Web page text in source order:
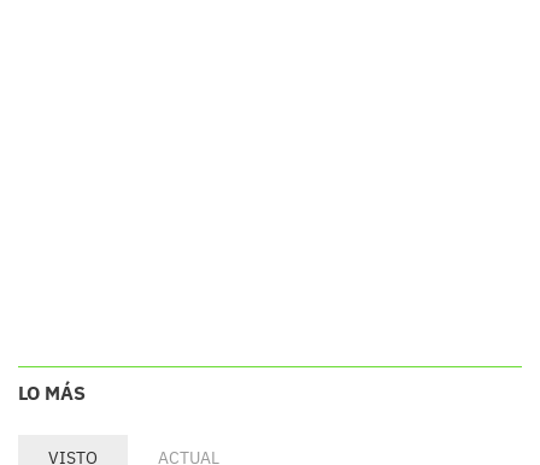
LO MÁS
VISTO ACTUAL